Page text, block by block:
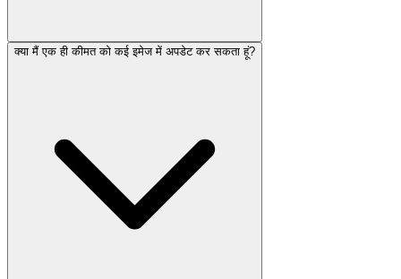
क्या मैं एक ही कीमत को कई इमेज में अपडेट कर सकता हूं?